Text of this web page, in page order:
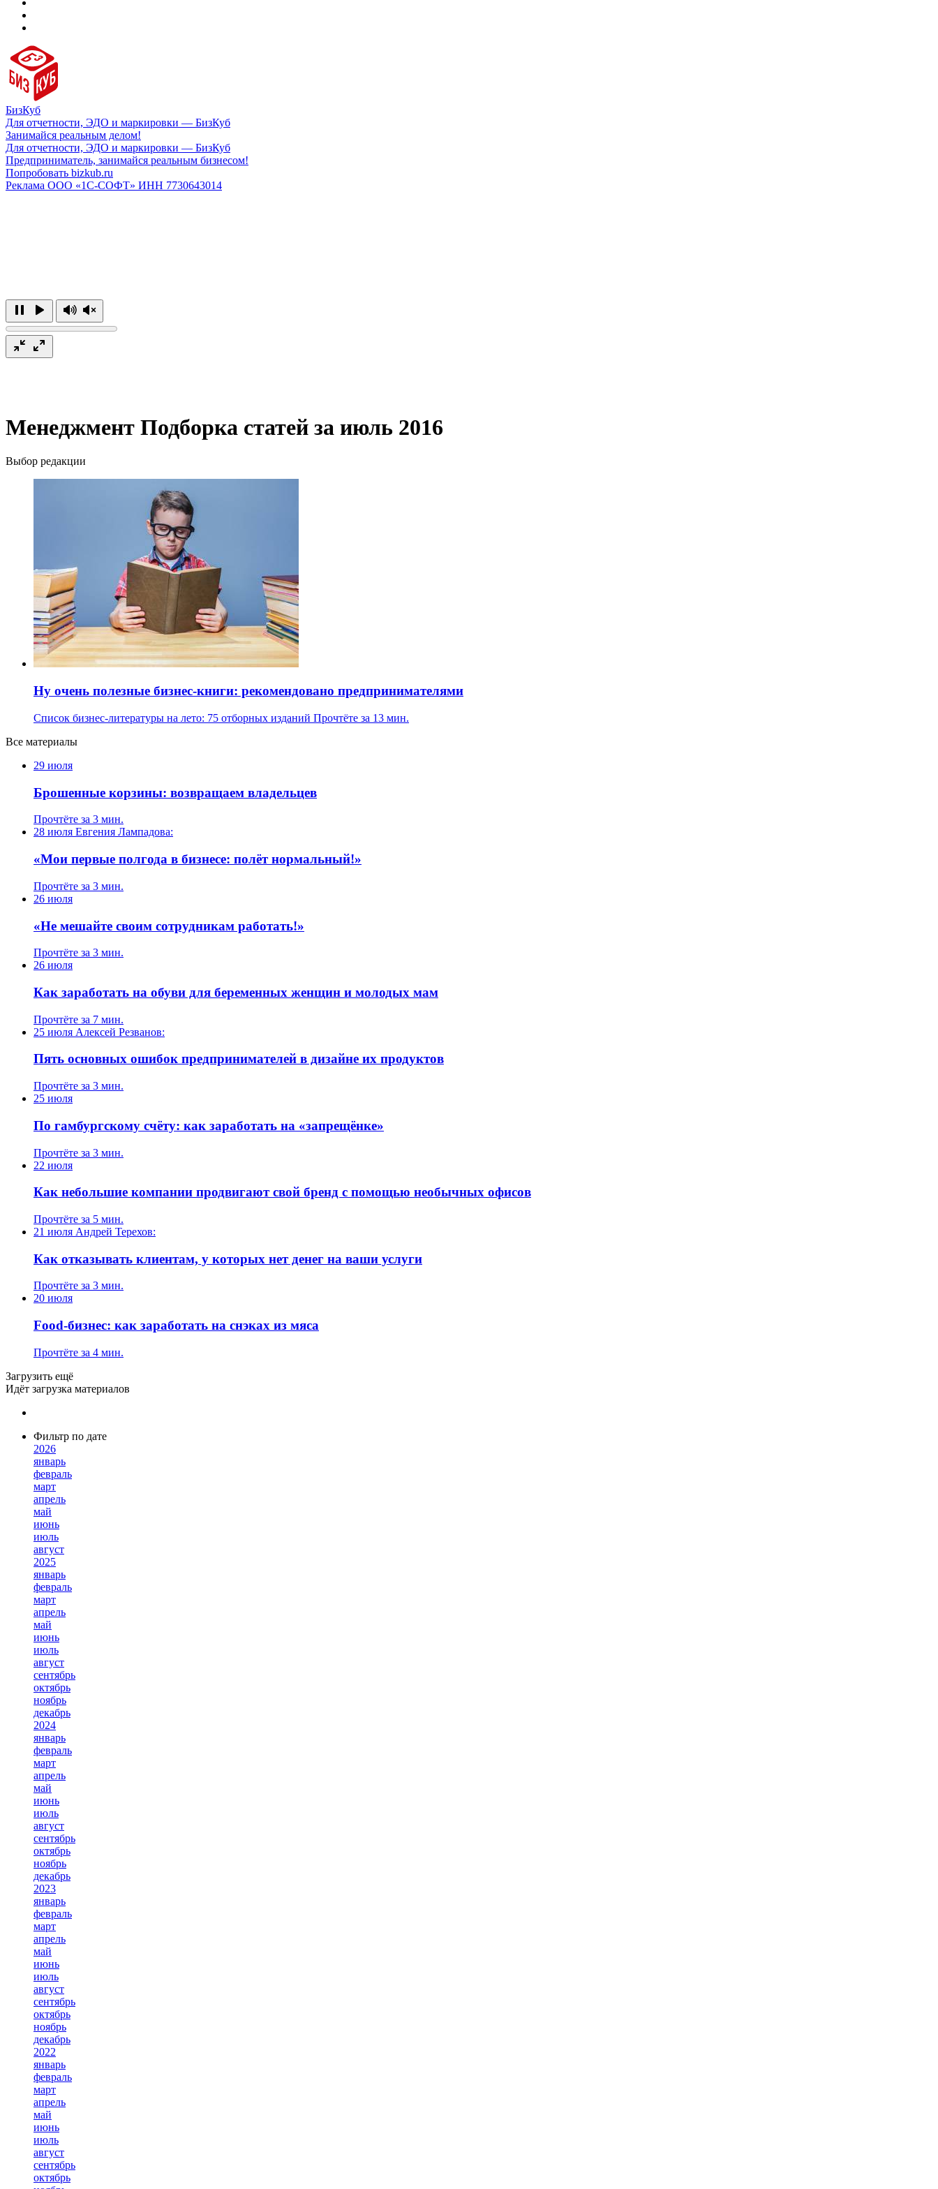
БизКуб
Для отчетности, ЭДО и маркировки — БизКуб
Занимайся реальным делом!
Для отчетности, ЭДО и маркировки — БизКуб
Предприниматель, занимайся реальным бизнесом!
Попробовать bizkub.ru
Реклама ООО «1С-СОФТ» ИНН 7730643014
Менеджмент Подборка статей за июль 2016
Выбор редакции
Ну очень полезные бизнес-книги: рекомендовано предпринимателями
Список бизнес-литературы на лето: 75 отборных изданий Прочтёте за 13 мин.
Все материалы
29 июля
Брошенные корзины: возвращаем владельцев
Прочтёте за 3 мин.
28 июля Евгения Лампадова:
«Мои первые полгода в бизнесе: полёт нормальный!»
Прочтёте за 3 мин.
26 июля
«Не мешайте своим сотрудникам работать!»
Прочтёте за 3 мин.
26 июля
Как заработать на обуви для беременных женщин и молодых мам
Прочтёте за 7 мин.
25 июля Алексей Резванов:
Пять основных ошибок предпринимателей в дизайне их продуктов
Прочтёте за 3 мин.
25 июля
По гамбургскому счёту: как заработать на «запрещёнке»
Прочтёте за 3 мин.
22 июля
Как небольшие компании продвигают свой бренд с помощью необычных офисов
Прочтёте за 5 мин.
21 июля Андрей Терехов:
Как отказывать клиентам, у которых нет денег на ваши услуги
Прочтёте за 3 мин.
20 июля
Food-бизнес: как заработать на снэках из мяса
Прочтёте за 4 мин.
Загрузить ещё
Идёт загрузка материалов
Фильтр по дате
2026
январь
февраль
март
апрель
май
июнь
июль
август
2025
январь
февраль
март
апрель
май
июнь
июль
август
сентябрь
октябрь
ноябрь
декабрь
2024
январь
февраль
март
апрель
май
июнь
июль
август
сентябрь
октябрь
ноябрь
декабрь
2023
январь
февраль
март
апрель
май
июнь
июль
август
сентябрь
октябрь
ноябрь
декабрь
2022
январь
февраль
март
апрель
май
июнь
июль
август
сентябрь
октябрь